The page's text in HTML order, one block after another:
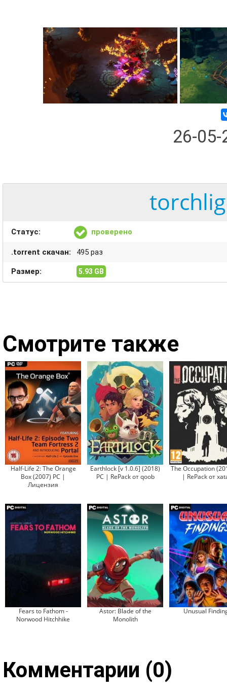
26-
Статус: проверено
.torrent скачан: 495 раз
Размер: 5.93 GB
Смотрите также
Half-Life 2: The Orange
Box (2007) PC |
Лицензия
Earthlock [v 1.0.6] (2018)
PC | RePack от qoob
The Occupation
| RePack от
Fears to Fathom -
Norwood Hitchhike
Astor: Blade of the
Monolith
Unusual
Комментарии (0)